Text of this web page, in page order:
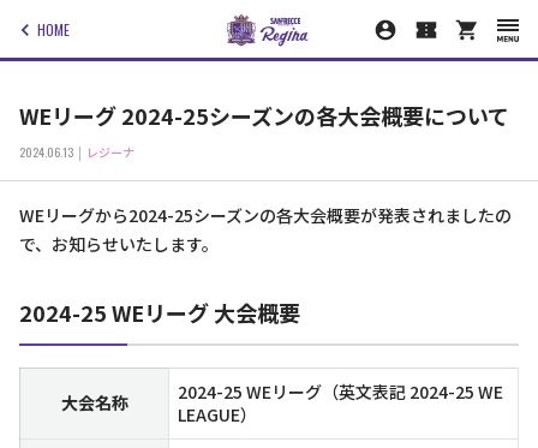
HOME
WEリーグ 2024-25シーズンの各大会概要について
2024.06.13 レジーナ
WEリーグから2024-25シーズンの各大会概要が発表されましたの
で、お知らせいたします。
2024-25 WEリーグ 大会概要
大会名称
2024-25 WEリーグ（英文表記 2024-25 WE
LEAGUE）